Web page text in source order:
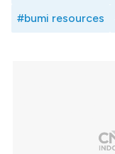
#bumi resources